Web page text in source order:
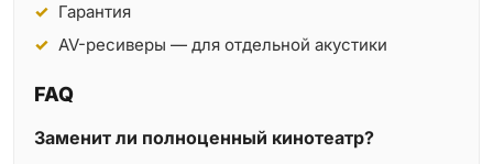
Гарантия
AV-ресиверы — для отдельной акустики
FAQ
Заменит ли полноценный кинотеатр?